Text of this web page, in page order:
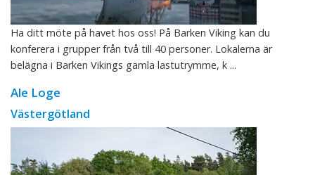
Ha ditt möte på havet hos oss! På Barken Viking kan du
konferera i grupper från två till 40 personer. Lokalerna är
belägna i Barken Vikings gamla lastutrymme, k ...
Ale Loge
Västergötland